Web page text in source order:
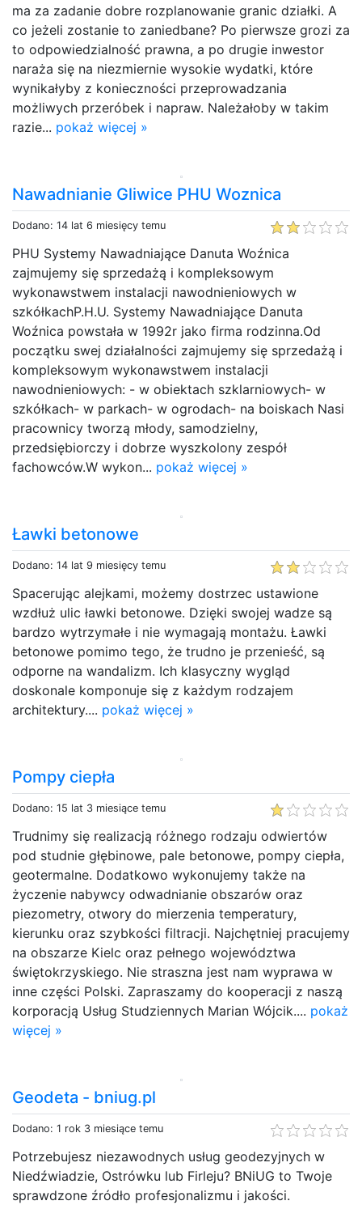
ma za zadanie dobre rozplanowanie granic działki. A
co jeżeli zostanie to zaniedbane? Po pierwsze grozi za
to odpowiedzialność prawna, a po drugie inwestor
naraża się na niezmiernie wysokie wydatki, które
wynikałyby z konieczności przeprowadzania
możliwych przeróbek i napraw. Należałoby w takim
razie... pokaż więcej »
Nawadnianie Gliwice PHU Woznica
Dodano: 14 lat 6 miesięcy temu
PHU Systemy Nawadniające Danuta Woźnica
zajmujemy się sprzedażą i kompleksowym
wykonawstwem instalacji nawodnieniowych w
szkółkachP.H.U. Systemy Nawadniające Danuta
Woźnica powstała w 1992r jako firma rodzinna.Od
początku swej działalności zajmujemy się sprzedażą i
kompleksowym wykonawstwem instalacji
nawodnieniowych: - w obiektach szklarniowych- w
szkółkach- w parkach- w ogrodach- na boiskach Nasi
pracownicy tworzą młody, samodzielny,
przedsiębiorczy i dobrze wyszkolony zespół
fachowców.W wykon... pokaż więcej »
Ławki betonowe
Dodano: 14 lat 9 miesięcy temu
Spacerując alejkami, możemy dostrzec ustawione
wzdłuż ulic ławki betonowe. Dzięki swojej wadze są
bardzo wytrzymałe i nie wymagają montażu. Ławki
betonowe pomimo tego, że trudno je przenieść, są
odporne na wandalizm. Ich klasyczny wygląd
doskonale komponuje się z każdym rodzajem
architektury.... pokaż więcej »
Pompy ciepła
Dodano: 15 lat 3 miesiące temu
Trudnimy się realizacją różnego rodzaju odwiertów
pod studnie głębinowe, pale betonowe, pompy ciepła,
geotermalne. Dodatkowo wykonujemy także na
życzenie nabywcy odwadnianie obszarów oraz
piezometry, otwory do mierzenia temperatury,
kierunku oraz szybkości filtracji. Najchętniej pracujemy
na obszarze Kielc oraz pełnego województwa
świętokrzyskiego. Nie straszna jest nam wyprawa w
inne części Polski. Zapraszamy do kooperacji z naszą
korporacją Usług Studziennych Marian Wójcik.... pokaż
więcej »
Geodeta - bniug.pl
Dodano: 1 rok 3 miesiące temu
Potrzebujesz niezawodnych usług geodezyjnych w
Niedźwiadzie, Ostrówku lub Firleju? BNiUG to Twoje
sprawdzone źródło profesjonalizmu i jakości.